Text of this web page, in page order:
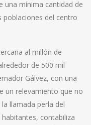
una mínima cantidad de
poblaciones del centro
al millón de
de 500 mil
Gálvez, con una
un relevamiento que no
llamada perla del
contabiliza